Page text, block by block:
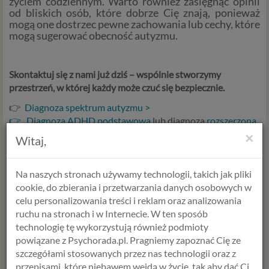
od bliskich osób, które dobrze Cię znają, ponieważ
mogą one dostrzec pewne zachowania lub cechy, które
mogą sugerować obecność autyzmu.
Skontaktuj się z nami już dziś – wspólnie stworzymy
przestrzeń, w której każdy może czuć się bezpiecznie.
👉 Diagnoza spektrum autyzmu >
👉 Diagnoza ADHD podstawowalub diagnozarozszerzona
👉 Konsultacja wstępna >
Do zobaczenia po drugiej stronie
Alicja Krawczyk
mgrpsychologii
Terapeuta SFBT
×
Witaj,
Na naszych stronach używamy technologii, takich jak pliki
cookie, do zbierania i przetwarzania danych osobowych w
celu personalizowania treści i reklam oraz analizowania
ruchu na stronach i w Internecie. W ten sposób
technologię tę wykorzystują również podmioty
powiązane z Psychorada.pl. Pragniemy zapoznać Cię ze
szczegółami stosowanych przez nas technologii oraz z
przepisami, które niebawem wejdą w życie, tak aby dać Ci